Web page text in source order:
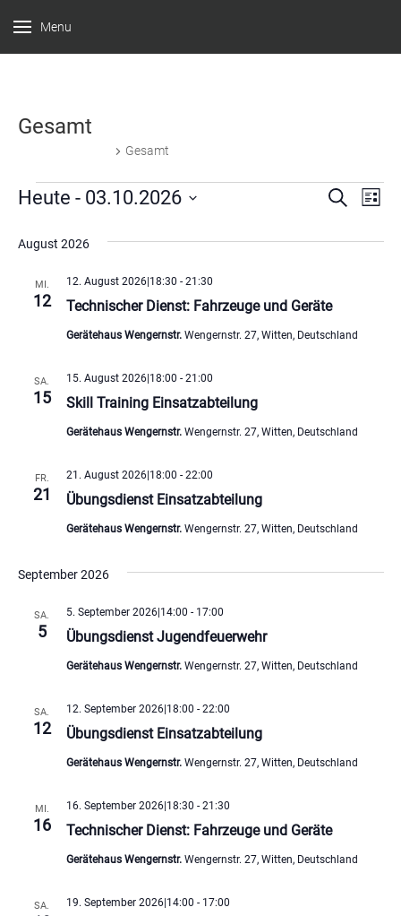
Menu
Gesamt
Gesamt
Veranstaltungen Suche
Liste
Heute - 03.10.2026
wählen.
August 2026
MI.
12 Technischer Dienst: Fahrzeuge und Geräte
12. August 2026|18:30 - 21:30
Gerätehaus Wengernstr. Wengernstr. 27, Witten, Deutschland
SA.
15 Skill Training Einsatzabteilung
15. August 2026|18:00 - 21:00
Gerätehaus Wengernstr. Wengernstr. 27, Witten, Deutschland
FR.
21 Übungsdienst Einsatzabteilung
21. August 2026|18:00 - 22:00
Gerätehaus Wengernstr. Wengernstr. 27, Witten, Deutschland
September 2026
SA.
5 Übungsdienst Jugendfeuerwehr
5. September 2026|14:00 - 17:00
Gerätehaus Wengernstr. Wengernstr. 27, Witten, Deutschland
SA.
12 Übungsdienst Einsatzabteilung
12. September 2026|18:00 - 22:00
Gerätehaus Wengernstr. Wengernstr. 27, Witten, Deutschland
MI.
16 Technischer Dienst: Fahrzeuge und Geräte
16. September 2026|18:30 - 21:30
Gerätehaus Wengernstr. Wengernstr. 27, Witten, Deutschland
SA. 19. September 2026|14:00 - 17:00